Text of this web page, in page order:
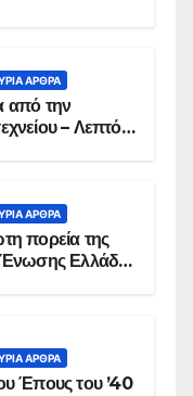
ΑΡΘΡΑ
από την
– Λεπτό
ΑΡΘΡΑ
πορεία της
Ένωσης Ελλάδος
ΑΡΘΡΑ
Έπους του ’40